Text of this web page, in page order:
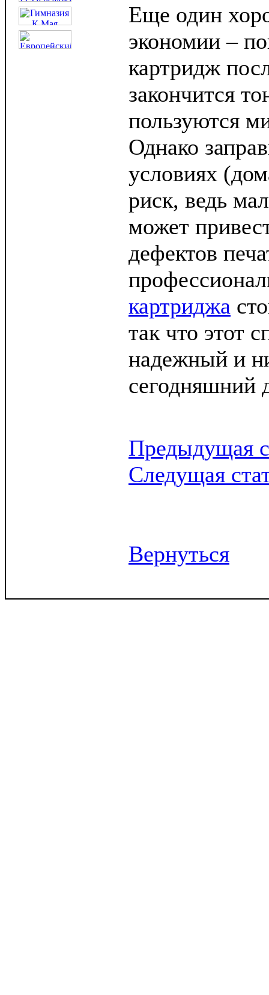
Еще один
экономии –
картридж
закончится
пользуются
Однако
условиях
риск, ведь
может
дефектов
картриджа
так что этот
надежный и
сегодняшний
Предыдущая
Следущая
Вернуться